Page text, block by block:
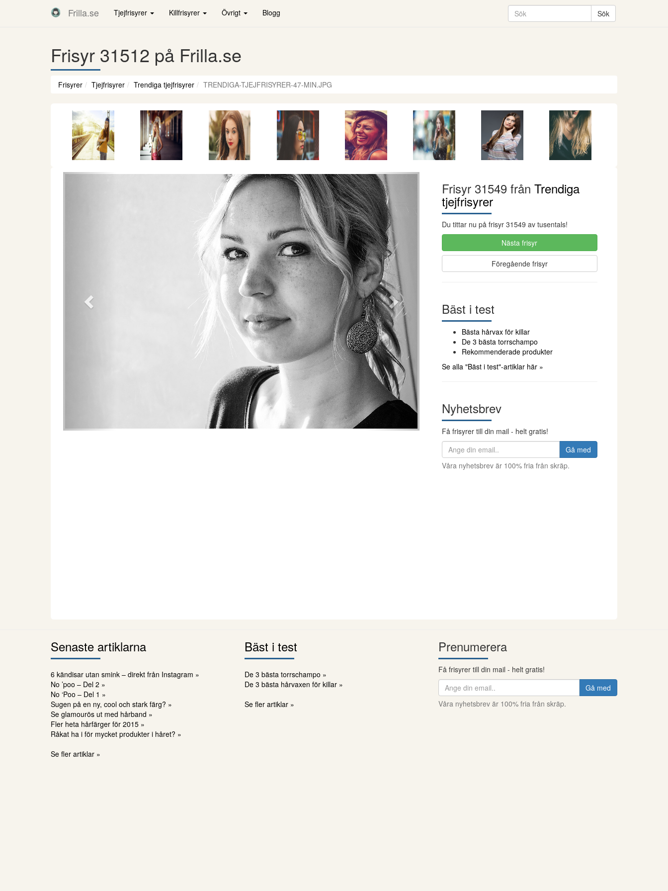
Frilla.se Tjejfrisyrer Killfrisyrer Övrigt Blogg
Frisyr 31512 på Frilla.se
Frisyrer Tjejfrisyrer Trendiga tjejfrisyrer TRENDIGA-TJEJFRISYRER-47-MIN.JPG
Föregående
Frisyr 31549 från Trendiga
tjejfrisyrer
Du tittar nu på frisyr 31549 av tusentals!
Nästa frisyr
Föregående frisyr
Bäst i test
Bästa hårvax för killar
De 3 bästa torrschampo
Rekommenderade produkter
Se alla "Bäst i test"-artiklar här »
Nyhetsbrev
Få frisyrer till din mail - helt gratis!
Gå med
Våra nyhetsbrev är 100% fria från skräp.
Senaste artiklarna
6 kändisar utan smink – direkt från Instagram »
No ’poo – Del 2 »
No ‘Poo – Del 1 »
Sugen på en ny, cool och stark färg? »
Se glamourös ut med hårband »
Fler heta hårfärger för 2015 »
Råkat ha i för mycket produkter i håret? »
Se fler artiklar »
Bäst i test
De 3 bästa torrschampo »
De 3 bästa hårvaxen för killar »
Se fler artiklar »
Prenumerera
Få frisyrer till din mail - helt gratis!
Gå med
Våra nyhetsbrev är 100% fria från skräp.